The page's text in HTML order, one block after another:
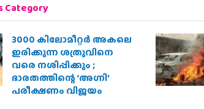
Category
3000 കിലോമീറ്റർ അകലെ
ഇരിക്കുന്ന ശത്രുവിനെ
വരെ നശിപ്പിക്കും ;
ഭാരതത്തിന്റെ ‘അഗ്നി’
പരീക്ഷണം വിജയം